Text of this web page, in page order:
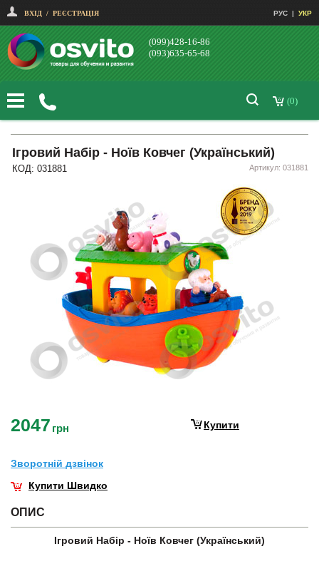
ВХІД / РЕЄСТРАЦІЯ РУС | УКР
(099)428-16-86
(093)635-65-68
(0)
Ігровий Набір - Ноїв Ковчег (Український)
КОД: 031881 Артикул: 031881
2047 грн Купити
Зворотнiй дзвiнок
Купити Швидко
ОПИС
Ігровий Набір - Ноїв Ковчег (Український)